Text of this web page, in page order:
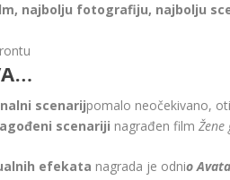
najbolju fotografiju, najbolju
scenarijpomalo neočekivano,
scenariji nagrađen film Žene
efekata nagrada je odnio